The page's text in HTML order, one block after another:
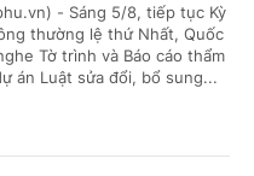
- Sáng 5/8, tiếp tục Kỳ
thường lệ thứ Nhất, Quốc
Tờ trình và Báo cáo thẩm
án Luật sửa đổi, bổ sung...